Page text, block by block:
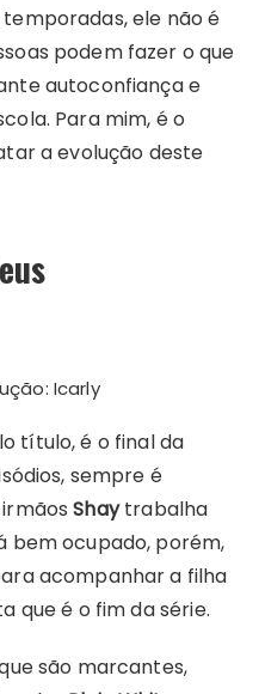
ele não é
podem fazer o que
autoconfiança e
Para mim, é o
a evolução deste
Icarly
título, é o final da
sempre é
irmãosShaytrabalha
bem ocupado, porém,
acompanhar a filha
que é o fim da série.
são marcantes,